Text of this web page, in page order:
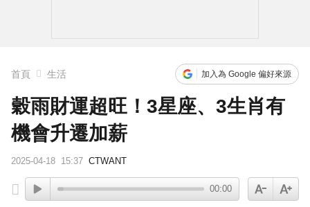
首頁 生活 加入為 Google 偏好來源
穀雨財運超旺！3星座、3生肖有
機會升遷加薪
2025-04-18 15:37 CTWANT
00:00